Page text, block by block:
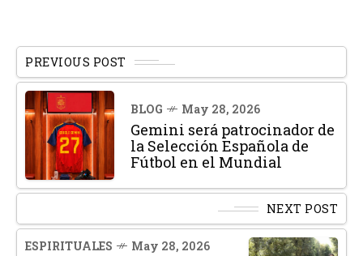
PREVIOUS POST
BLOG May 28, 2026
Gemini será patrocinador de
la Selección Española de
Fútbol en el Mundial
NEXT POST
ESPIRITUALES May 28, 2026